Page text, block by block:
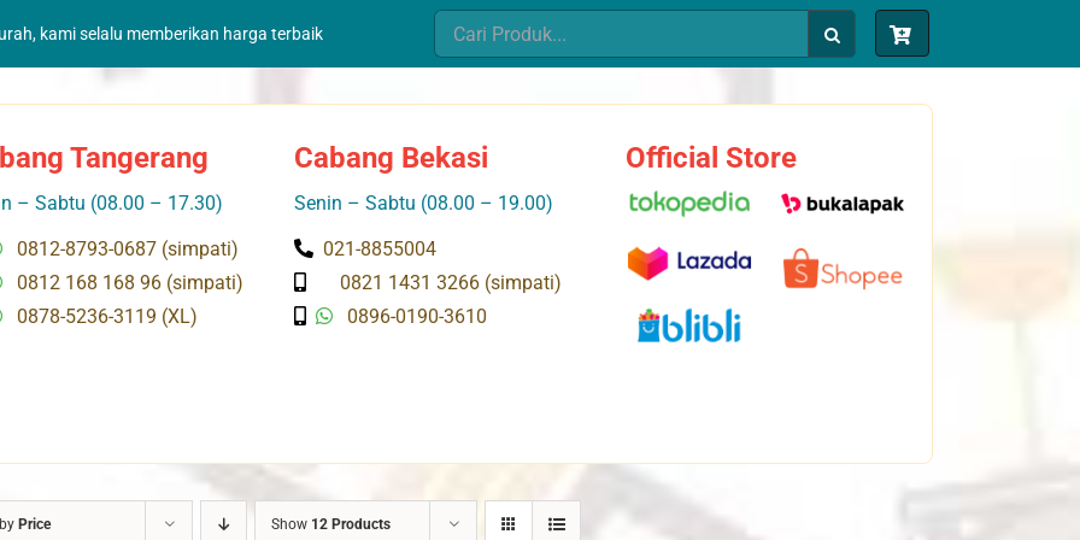
kami selalu memberikan harga terbaik
Search
for:
Tangerang
– Sabtu (08.00 – 17.30)
0812-8793-0687 (simpati)
0812 168 168 96 (simpati)
0878-5236-3119 (XL)
Cabang Bekasi
Senin – Sabtu (08.00 – 19.00)
021-8855004
0821 1431 3266 (simpati)
0896-0190-3610
Official Store
Price Show 12 Products